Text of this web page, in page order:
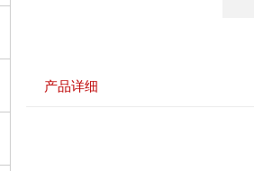
产品详细